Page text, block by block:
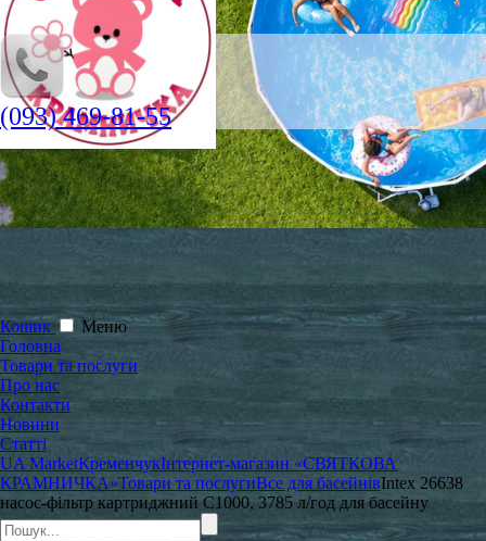
(093) 469-81-55
Кошик
Меню
Головна
Товари та послуги
Про нас
Контакти
Новини
Статті
UA MarketКременчукІнтернет-магазин «СВЯТКОВА
КРАМНИЧКА»Товари та послугиВсе для басейнівIntex 26638
насос-фільтр картриджний C1000, 3785 л/год для басейну